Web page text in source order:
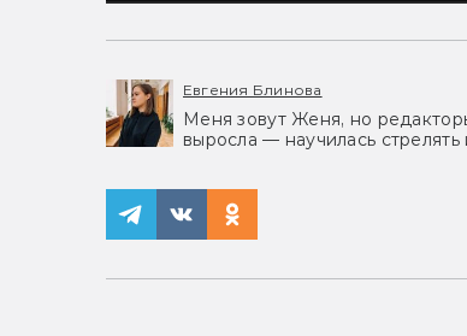
Евгения Блинова
Меня зовут Женя, но
выросла — научилась стрелять